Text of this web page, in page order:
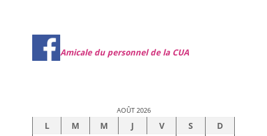
Amicale du personnel de la CUA
AOÛT 2026
L M M J V S
D